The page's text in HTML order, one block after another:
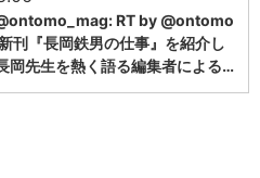
RT by @ontomo
刊『長岡鉄男の仕事』を紹介し
岡先生を熱く語る編集者による…